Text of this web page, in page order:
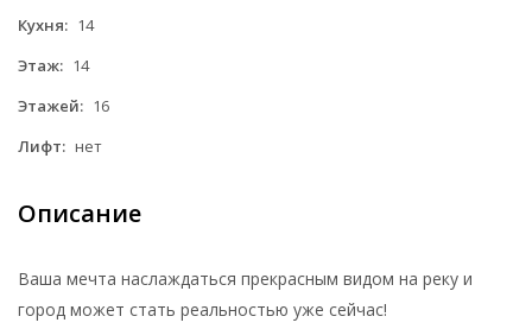
Кухня: 14
Этаж: 14
Этажей: 16
Лифт: нет
Описание
Ваша мечта наслаждаться прекрасным видом на реку и
город может стать реальностью уже сейчас!